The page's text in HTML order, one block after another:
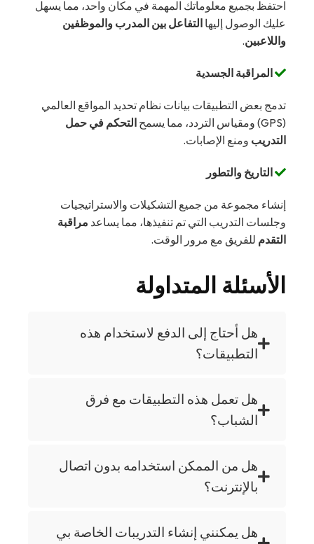
احتفظ بجميع معلوماتك المهمة في مكان واحد، مما يسهل
عليك الوصول إليهاالتفاعل بين المدرب والموظفين
واللاعبين.
المراقبة الجسدية
تدمج بعض التطبيقات بيانات نظام تحديد المواقع العالمي
(GPS) ومقياس التردد، مما يسمح
التحكم في حمل
التدريب ومنع الإصابات.
التاريخ والتطور
إنشاء مجموعة من جميع التشكيلات والاستراتيجيات
وجلسات التدريب التي تم تنفيذها، مما يساعد مراقبة
التقدم للفريق مع مرور الوقت.
الأسئلة المتداولة
هل أحتاج إلى الدفع لاستخدام هذه
التطبيقات؟
هل تعمل هذه التطبيقات مع فرق
الشباب؟
هل من الممكن استخدامه بدون اتصال
بالإنترنت؟
هل يمكنني إنشاء التدريبات الخاصة بي